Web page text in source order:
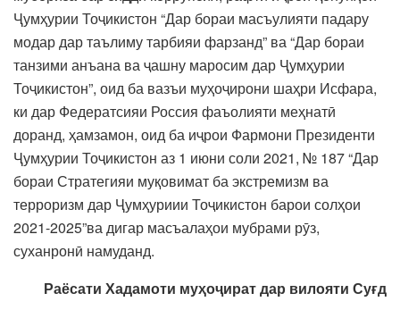
Ҷумҳурии Тоҷикистон “Дар бораи масъулияти падару
модар дар таълиму тарбияи фарзанд” ва “Дар бораи
танзими анъана ва ҷашну маросим дар Ҷумҳурии
Тоҷикистон”, оид ба вазъи муҳоҷирони шаҳри Исфара,
ки дар Федератсияи Россия фаъолияти меҳнатӣ
доранд, ҳамзамон, оид ба иҷрои Фармони Президенти
Ҷумҳурии Тоҷикистон аз 1 июни соли 2021, № 187 “Дар
бораи Стратегияи муқовимат ба экстремизм ва
терроризм дар Ҷумҳуриии Тоҷикистон барои солҳои
2021-2025”ва дигар масъалаҳои мубрами рӯз,
суханронӣ намуданд.
Раёсати Хадамоти муҳоҷират дар вилояти Суғд